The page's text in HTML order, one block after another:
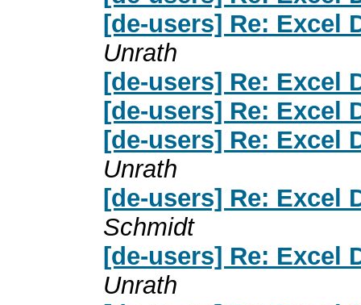
[de-users] Re: Excel
Unrath
[de-users] Re: Excel
[de-users] Re: Excel
[de-users] Re: Excel
Unrath
[de-users] Re: Excel
Schmidt
[de-users] Re: Excel
Unrath